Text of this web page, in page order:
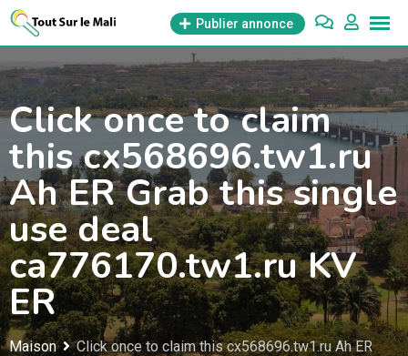
Aller
contenu
Publier annonce
Click once to claim
this cx568696.tw1.ru
Ah ER Grab this single
use deal
ca776170.tw1.ru KV
ER
Maison
Click once to claim this cx568696.tw1.ru Ah ER